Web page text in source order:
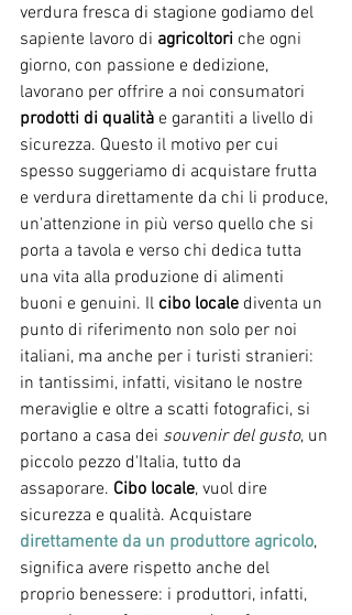
verdura fresca di stagione godiamo del
sapiente lavoro di agricoltori che ogni
giorno, con passione e dedizione,
lavorano per offrire a noi consumatori
prodotti di qualità e garantiti a livello di
sicurezza. Questo il motivo per cui
spesso suggeriamo di acquistare frutta
e verdura direttamente da chi li produce,
un'attenzione in più verso quello che si
porta a tavola e verso chi dedica tutta
una vita alla produzione di alimenti
buoni e genuini. Il cibo locale diventa un
punto di riferimento non solo per noi
italiani, ma anche per i turisti stranieri:
in tantissimi, infatti, visitano le nostre
meraviglie e oltre a scatti fotografici, si
portano a casa dei souvenir del gusto, un
piccolo pezzo d'Italia, tutto da
assaporare. Cibo locale, vuol dire
sicurezza e qualità. Acquistare
direttamente da un produttore agricolo,
significa avere rispetto anche del
proprio benessere: i produttori, infatti,